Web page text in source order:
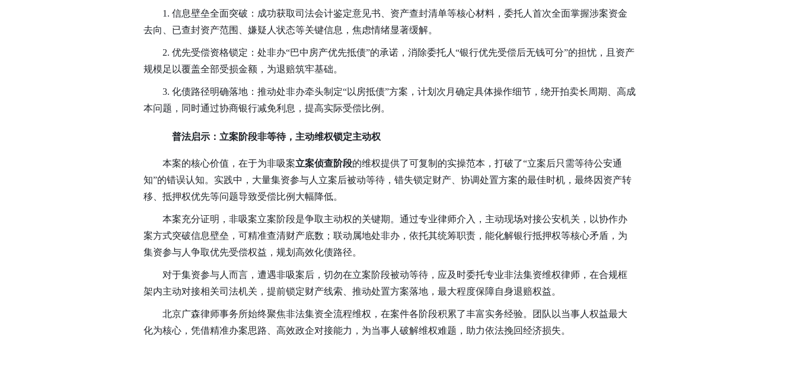
1. 信息壁垒全面突破：成功获取司法会计鉴定意见书、资产查封清单等核心材料，委托人首次全面掌握涉案资金
去向、已查封资产范围、嫌疑人状态等关键信息，焦虑情绪显著缓解。
2. 优先受偿资格锁定：处非办“巴中房产优先抵债”的承诺，消除委托人 “银行优先受偿后无钱可分”的担忧，且资产
规模足以覆盖全部受损金额，为退赔筑牢基础。
3. 化债路径明确落地：推动处非办牵头制定“以房抵债”方案，计划次月确定具体操作细节，绕开拍卖长周期、高成
本问题，同时通过协商银行减免利息，提高实际受偿比例。
普法启示：立案阶段非等待，主动维权锁定主动权
本案的核心价值，在于为非吸案立案侦查阶段的维权提供了可复制的实操范本，打破了“立案后只需等待公安通
知”的错误认知。实践中，大量集资参与人立案后被动等待，错失锁定财产、协调处置方案的最佳时机，最终因资产转
移、抵押权优先等问题导致受偿比例大幅降低。
本案充分证明，非吸案立案阶段是争取主动权的关键期。通过专业律师介入，主动现场对接公安机关，以协作办
案方式突破信息壁垒，可精准查清财产底数；联动属地处非办，依托其统筹职责，能化解银行抵押权等核心矛盾，为
集资参与人争取优先受偿权益，规划高效化债路径。
对于集资参与人而言，遭遇非吸案后，切勿在立案阶段被动等待，应及时委托专业非法集资维权律师，在合规框
架内主动对接相关司法机关，提前锁定财产线索、推动处置方案落地，最大程度保障自身退赔权益。
北京广森律师事务所始终聚焦非法集资全流程维权，在案件各阶段积累了丰富实务经验。团队以当事人权益最大
化为核心，凭借精准办案思路、高效政企对接能力，为当事人破解维权难题，助力依法挽回经济损失。